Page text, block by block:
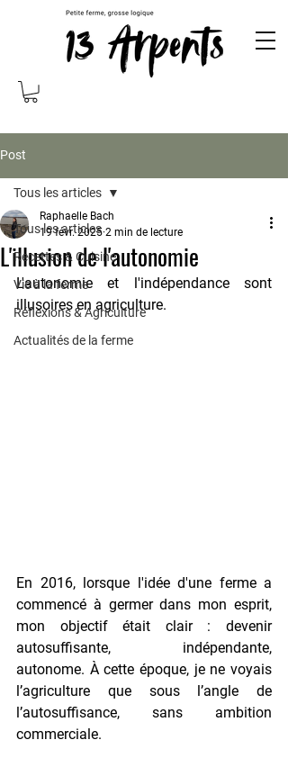
Post
Tous les articles
Recettes & Cuisine
Vie à la ferme
Réflexions & Agriculture
Actualités de la ferme
Tous les articles
L'illusion de l'autonomie
Raphaelle Bach
19 févr. 2025 2 min de lecture
L'autonomie et l'indépendance sont
illusoires en agriculture.
En 2016, lorsque l'idée d'une ferme a
commencé à germer dans mon esprit,
mon objectif était clair : devenir
autosuffisante, indépendante,
autonome. À cette époque, je ne voyais
l’agriculture que sous l’angle de
l’autosuffisance, sans ambition
commerciale.